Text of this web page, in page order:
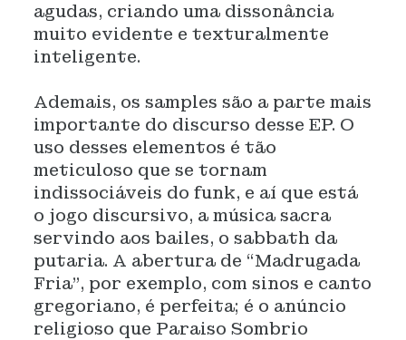
agudas, criando uma dissonância
muito evidente e texturalmente
inteligente.
Ademais, os samples são a parte mais
importante do discurso desse EP. O
uso desses elementos é tão
meticuloso que se tornam
indissociáveis do funk, e aí que está
o jogo discursivo, a música sacra
servindo aos bailes, o sabbath da
putaria. A abertura de “Madrugada
Fria”, por exemplo, com sinos e canto
gregoriano, é perfeita; é o anúncio
religioso que Paraiso Sombrio